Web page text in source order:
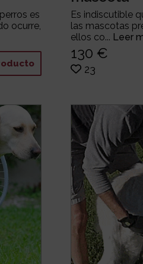
es
ocurre,
Es indiscutible
las mascotas
ellos co... Leer
130 €
23